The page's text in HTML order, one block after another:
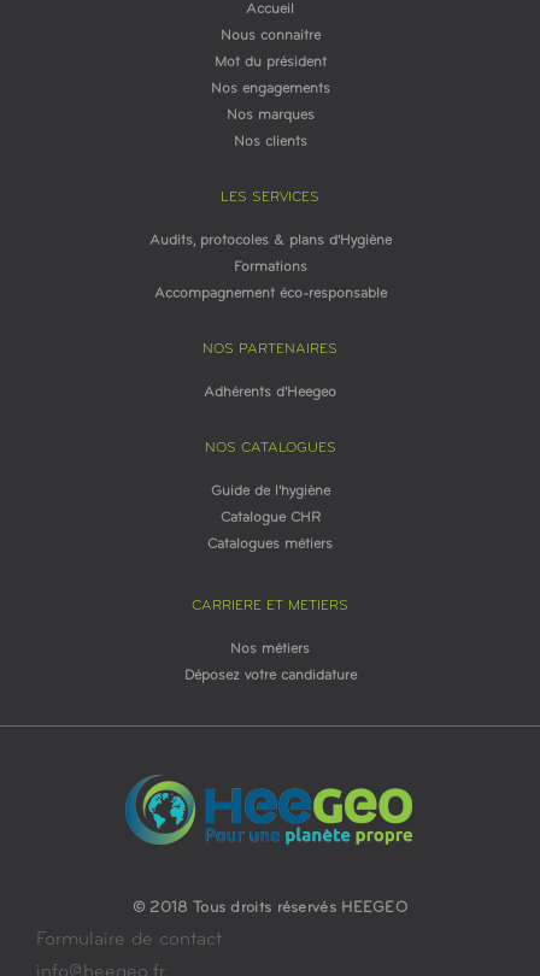
Accueil
Nous connaitre
Mot du président
Nos engagements
Nos marques
Nos clients
LES SERVICES
Audits, protocoles & plans d'Hygiène
Formations
Accompagnement éco-responsable
NOS PARTENAIRES
Adhérents d'Heegeo
NOS CATALOGUES
Guide de l'hygiène
Catalogue CHR
Catalogues métiers
CARRIERE ET METIERS
Nos métiers
Déposez votre candidature
© 2018 Tous droits réservés HEEGEO
Formulaire de contact